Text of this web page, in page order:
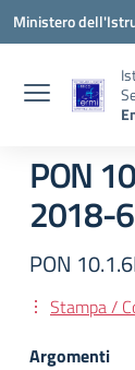
Vai ai contenuti
Vai al menu di
Vai al footer
Ministero
PON
2018-
PON
Stampa /
Argomenti